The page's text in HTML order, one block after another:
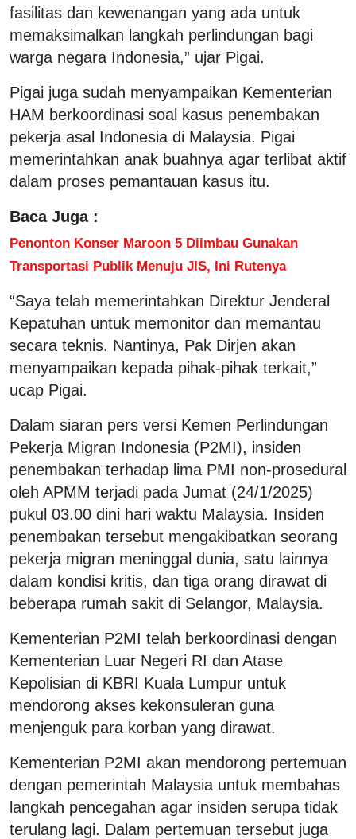
fasilitas dan kewenangan yang ada untuk
memaksimalkan langkah perlindungan bagi
warga negara Indonesia,” ujar Pigai.
Pigai juga sudah menyampaikan Kementerian
HAM berkoordinasi soal kasus penembakan
pekerja asal Indonesia di Malaysia. Pigai
memerintahkan anak buahnya agar terlibat aktif
dalam proses pemantauan kasus itu.
Baca Juga :
Penonton Konser Maroon 5 Diimbau Gunakan
Transportasi Publik Menuju JIS, Ini Rutenya
“Saya telah memerintahkan Direktur Jenderal
Kepatuhan untuk memonitor dan memantau
secara teknis. Nantinya, Pak Dirjen akan
menyampaikan kepada pihak-pihak terkait,”
ucap Pigai.
Dalam siaran pers versi Kemen Perlindungan
Pekerja Migran Indonesia (P2MI), insiden
penembakan terhadap lima PMI non-prosedural
oleh APMM terjadi pada Jumat (24/1/2025)
pukul 03.00 dini hari waktu Malaysia. Insiden
penembakan tersebut mengakibatkan seorang
pekerja migran meninggal dunia, satu lainnya
dalam kondisi kritis, dan tiga orang dirawat di
beberapa rumah sakit di Selangor, Malaysia.
Kementerian P2MI telah berkoordinasi dengan
Kementerian Luar Negeri RI dan Atase
Kepolisian di KBRI Kuala Lumpur untuk
mendorong akses kekonsuleran guna
menjenguk para korban yang dirawat.
Kementerian P2MI akan mendorong pertemuan
dengan pemerintah Malaysia untuk membahas
langkah pencegahan agar insiden serupa tidak
terulang lagi. Dalam pertemuan tersebut juga